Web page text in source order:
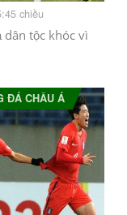
chiều
dân tộc khóc vì
ĐÁ CHÂU Á